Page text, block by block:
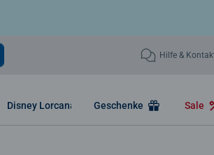
Hilfe &
Disney Lorcana Geschenke Sale